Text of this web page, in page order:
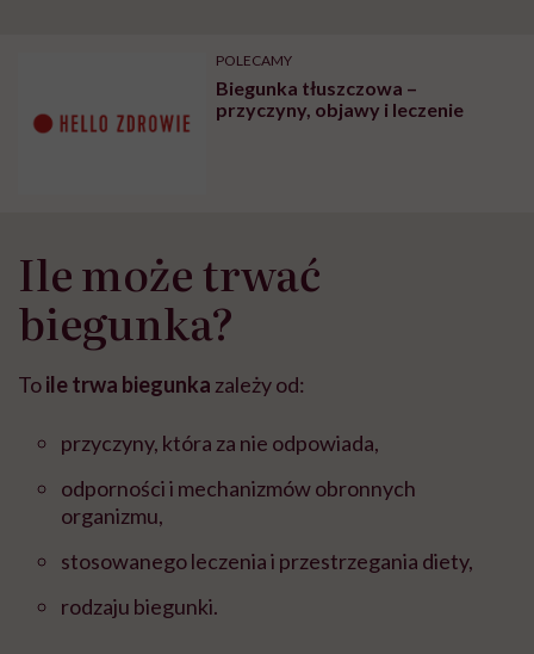
pracy
POLECAMY
Biegunka tłuszczowa –
przyczyny, objawy i leczenie
Ile może trwać
biegunka?
Toile trwa biegunka zależy od:
przyczyny, która za nie odpowiada,
odporności i mechanizmów obronnych
organizmu,
stosowanego leczenia i przestrzegania diety,
rodzaju biegunki.